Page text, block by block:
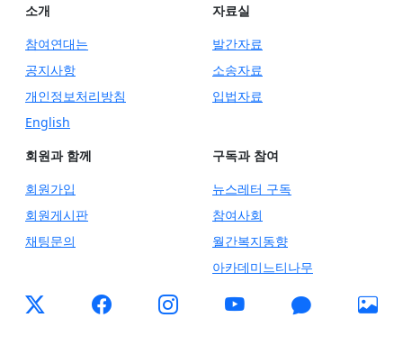
소개
참여연대는
공지사항
개인정보처리방침
English
자료실
발간자료
소송자료
입법자료
회원과 함께
회원가입
회원게시판
채팅문의
구독과 참여
뉴스레터 구독
참여사회
월간복지동향
아카데미느티나무